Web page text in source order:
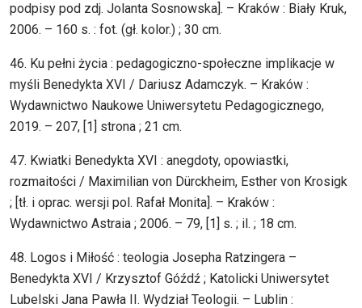
podpisy pod zdj. Jolanta Sosnowska]. – Kraków : Biały Kruk,
2006. – 160 s. : fot. (gł. kolor.) ; 30 cm.
46. Ku pełni życia : pedagogiczno-społeczne implikacje w
myśli Benedykta XVI / Dariusz Adamczyk. – Kraków :
Wydawnictwo Naukowe Uniwersytetu Pedagogicznego,
2019. – 207, [1] strona ; 21 cm.
47. Kwiatki Benedykta XVI : anegdoty, opowiastki,
rozmaitości / Maximilian von Dürckheim, Esther von Krosigk
; [tł. i oprac. wersji pol. Rafał Monita]. – Kraków :
Wydawnictwo Astraia ; 2006. – 79, [1] s. ; il. ; 18 cm.
48. Logos i Miłość : teologia Josepha Ratzingera –
Benedykta XVI / Krzysztof Góźdź ; Katolicki Uniwersytet
Lubelski Jana Pawła II. Wydział Teologii. – Lublin :